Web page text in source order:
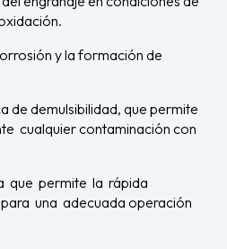
y la formación de
de demulsibilidad, que permite
cualquier contaminación con
que permite la rápida
una adecuada operación